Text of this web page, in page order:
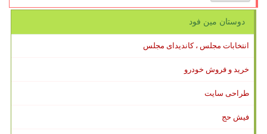
دوستان مین فود
انتخابات مجلس ، کاندیدای مجلس
خرید و فروش خودرو
طراحی سایت
فیش حج